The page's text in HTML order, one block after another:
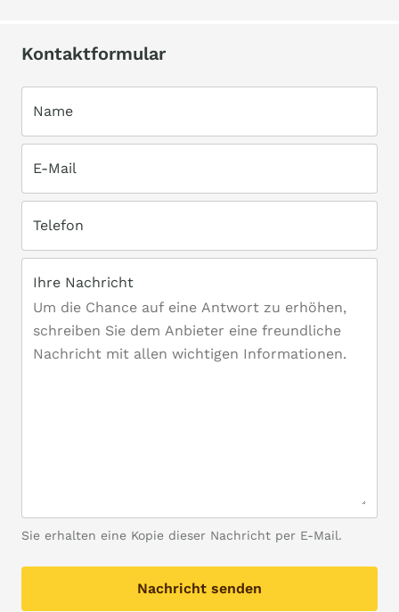
Kontaktformular
Name
E-Mail
Telefon
Ihre Nachricht
Sie erhalten eine Kopie dieser Nachricht per E-Mail.
Nachricht senden